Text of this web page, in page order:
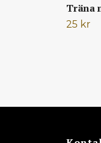
Träna
25 kr